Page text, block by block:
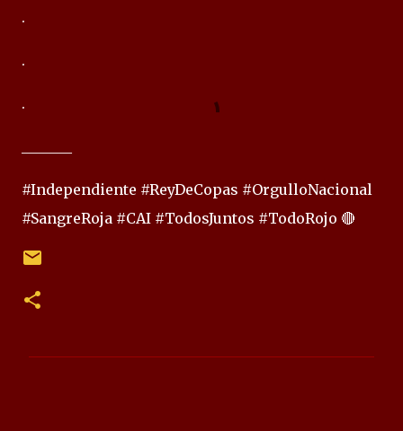
.
.
.
#Independiente #ReyDeCopas #OrgulloNacional
#SangreRoja #CAI #TodosJuntos #TodoRojo 🔴